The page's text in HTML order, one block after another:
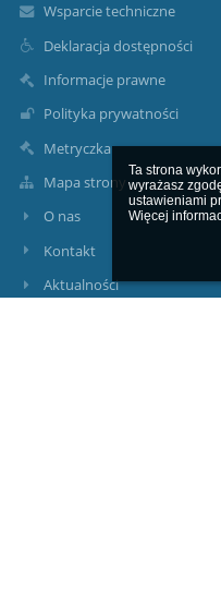
Ta strona
wyrażasz
ustawieniami
Więcej
Wsparcie techniczne
Deklaracja dostępności
Informacje prawne
Polityka prywatności
Metryczka
Mapa strony
O nas
Kontakt
Aktualności